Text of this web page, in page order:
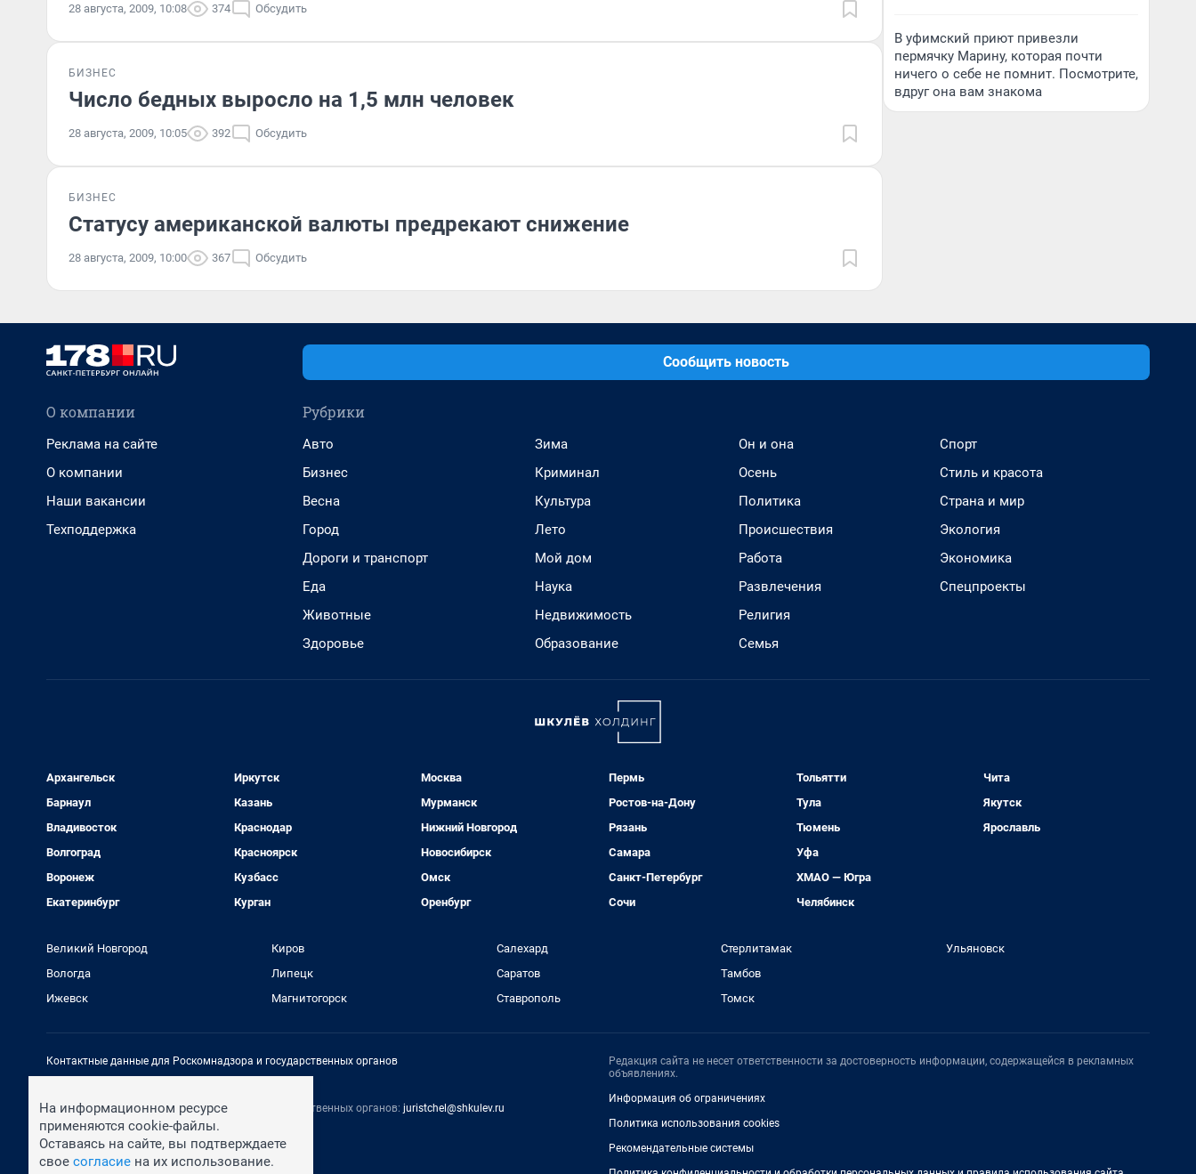
28 августа, 2009, 10:08 374 Обсудить
БИЗНЕС
Число бедных выросло на 1,5 млн человек
28 августа, 2009, 10:05 392 Обсудить
БИЗНЕС
Статусу американской валюты предрекают снижение
28 августа, 2009, 10:00 367 Обсудить
В уфимский приют привезли
пермячку Марину, которая почти
ничего о себе не помнит. Посмотрите,
вдруг она вам знакома
Сообщить новость
О компании
Реклама на сайте
О компании
Наши вакансии
Техподдержка
Рубрики
Авто
Бизнес
Весна
Город
Дороги и транспорт
Еда
Животные
Здоровье
Зима
Криминал
Культура
Лето
Мой дом
Наука
Недвижимость
Образование
Он и она
Осень
Политика
Происшествия
Работа
Развлечения
Религия
Семья
Спорт
Стиль и красота
Страна и мир
Экология
Экономика
Спецпроекты
Архангельск
Барнаул
Владивосток
Волгоград
Воронеж
Екатеринбург
Иркутск
Казань
Краснодар
Красноярск
Кузбасс
Курган
Москва
Мурманск
Нижний Новгород
Новосибирск
Омск
Оренбург
Пермь
Ростов-на-Дону
Рязань
Самара
Санкт-Петербург
Сочи
Тольятти
Тула
Тюмень
Уфа
ХМАО — Югра
Челябинск
Чита
Якутск
Ярославль
Великий Новгород
Вологда
Ижевск
Киров
Липецк
Магнитогорск
Салехард
Саратов
Ставрополь
Стерлитамак
Тамбов
Томск
Ульяновск
Контактные данные для Роскомнадзора и государственных органов
Контактные данные для Роскомнадзора и государственных органов: juristchel@shkulev.ru
Техподдержка: help@shkulev.ru
Редакция сайта не несет ответственности за достоверность информации, содержащейся в рекламных
объявлениях.
Информация об ограничениях
Политика использования cookies
Рекомендательные системы
На информационном ресурсе
применяются cookie-файлы.
Оставаясь на сайте, вы подтверждаете
свое согласие на их использование.